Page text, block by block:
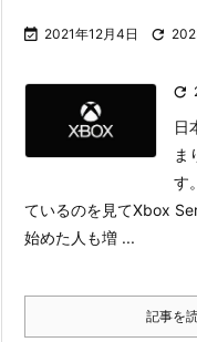
 2021年12月4日 

日
ま
す
ているのを見てXbox
始めた人も増 ...
記事を